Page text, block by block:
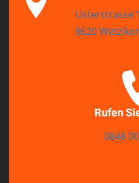
Usterstrasse
8620
Rufen
0848